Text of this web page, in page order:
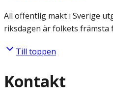
All offentlig makt i Sverige
riksdagen är folkets främsta
Till toppen
Kontakt